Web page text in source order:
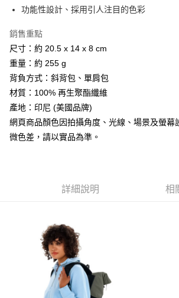
AFTEE先享後付
【關於「AFTEE先享後付」】
AFTEE先享後付是「在收到商品之後才付款」的支付
１．簡單：不需註冊會員、不需綁卡、不需儲值。
２．便利：只要手機號碼，簡訊認證，即可結帳。
３．安心：先確認商品／服務後，再付款。
【「AFTEE先享後付」結帳流程】
１．於結帳方式選擇「AFTEE先享後付」後，將跳
２．訂單成立數日內，您將收到繳費通知簡訊。
購買商品的店家。未經商家同意取消之訂單仍視為有
後付繳納相關費用。
客戶支援中心」https://
【注意事項】
１．透過由恩沛科技股份有限公司提供之「AFTEE
易，需依本服務之必要範圍內提供個人資料，並將
權轉讓予恩沛科技股份有限公司。
２．關於個人資料處理事宜，請瀏覽以下網址：
ATM付款
貨到付款
運送方式
全家取貨付款
每筆NT$60，滿NT$499(含以上)免運費
付款後門市自取
每筆NT$130，滿NT$3,000(含以上)免運費
功能性設計、採用引人注目的色彩
銷售重點
尺寸：約 20.5 x 14 x 8 cm
重量：約 255 g
背負方式：斜背包、單肩包
材質：100% 再生聚酯纖維
產地：印尼 (美國品牌)
網頁商品顏色因拍攝角度、光線、場景及螢幕
微色差，請以實品為準。
詳細說明 相